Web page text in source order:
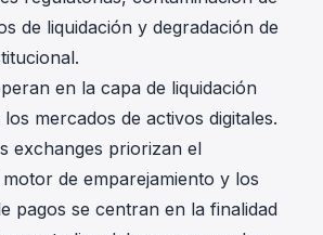
de liquidación y degradación de
en la capa de liquidación
mercados de activos digitales.
exchanges priorizan el
de emparejamiento y los
pagos se centran en la finalidad